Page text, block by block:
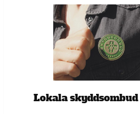
Lokala skyddsombud